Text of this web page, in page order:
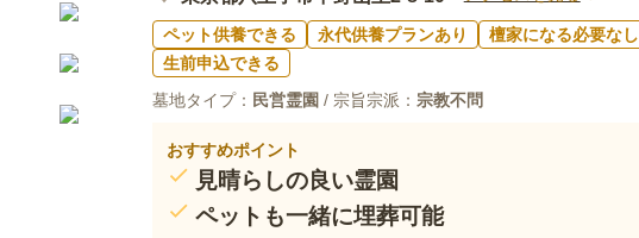
ペット供養できる 永代供養プランあり
檀家になる必要なし
生前申込できる
墓地タイプ： 民営霊園 / 宗旨宗派： 宗教不問
おすすめポイント
見晴らしの良い霊園
ペットも一緒に埋葬可能